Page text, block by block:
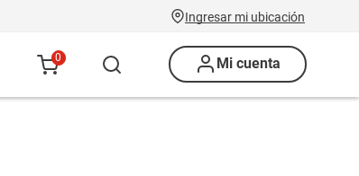
Ingresar mi ubicación
0 Mi cuenta